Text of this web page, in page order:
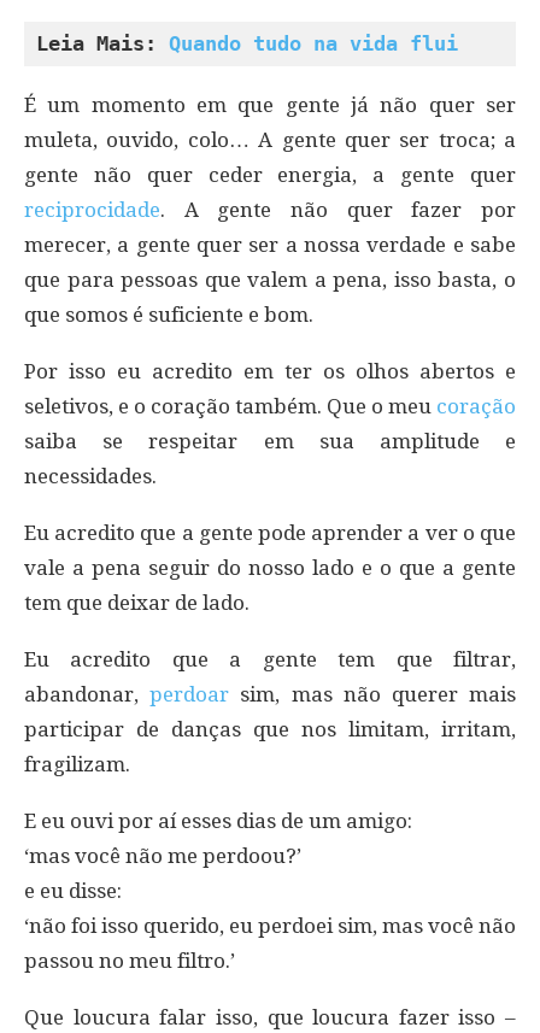
Leia Mais: Quando tudo na vida flui
É um momento em que gente já não quer ser
muleta, ouvido, colo… A gente quer ser troca; a
gente não quer ceder energia, a gente quer
reciprocidade. A gente não quer fazer por
merecer, a gente quer ser a nossa verdade e sabe
que para pessoas que valem a pena, isso basta, o
que somos é suficiente e bom.
Por isso eu acredito em ter os olhos abertos e
seletivos, e o coração também. Que o meu coração
saiba se respeitar em sua amplitude e
necessidades.
Eu acredito que a gente pode aprender a ver o que
vale a pena seguir do nosso lado e o que a gente
tem que deixar de lado.
Eu acredito que a gente tem que filtrar,
abandonar,perdoar sim, mas não querer mais
participar de danças que nos limitam, irritam,
fragilizam.
E eu ouvi por aí esses dias de um amigo:
‘mas você não me perdoou?’
e eu disse:
‘não foi isso querido, eu perdoei sim, mas você não
passou no meu filtro.’
Que loucura falar isso, que loucura fazer isso –